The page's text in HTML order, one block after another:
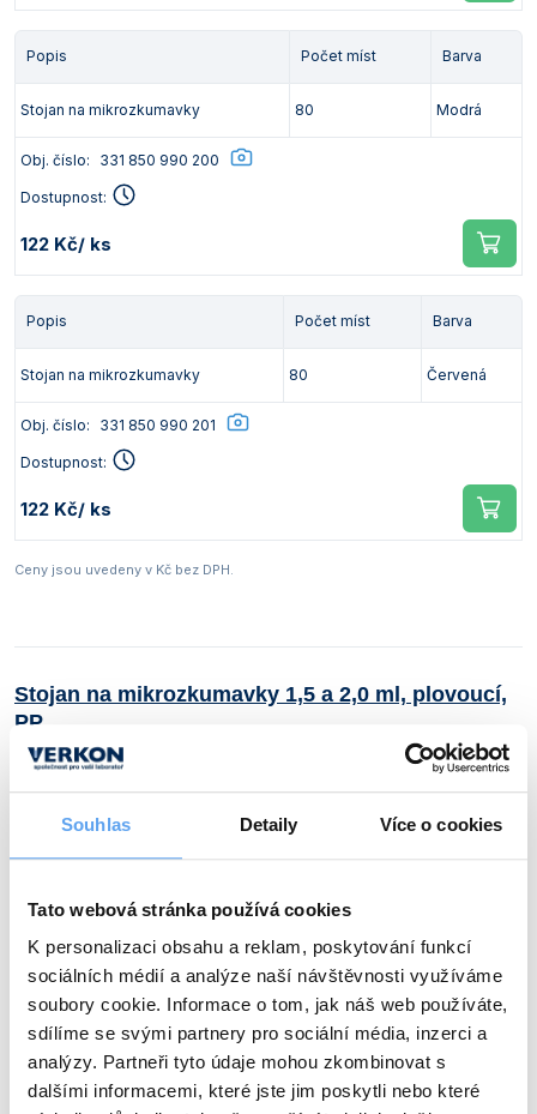
Souhlas Detaily Více o cookies
Tato webová stránka používá cookies
K personalizaci obsahu a reklam, poskytování funkcí
sociálních médií a analýze naší návštěvnosti využíváme
soubory cookie. Informace o tom, jak náš web používáte,
sdílíme se svými partnery pro sociální média, inzerci a
analýzy. Partneři tyto údaje mohou zkombinovat s
dalšími informacemi, které jste jim poskytli nebo které
Popis Počet míst Barva
Stojan na mikrozkumavky 80 Modrá
Obj. číslo: 331 850 990 200
Dostupnost:
122 Kč/ ks
Popis Počet míst Barva
Stojan na mikrozkumavky 80 Červená
Obj. číslo: 331 850 990 201
Dostupnost:
122 Kč/ ks
Ceny jsou uvedeny v Kč bez DPH.
Stojan na mikrozkumavky 1,5 a 2,0 ml, plovoucí,
PP
+2
Materiál:PP